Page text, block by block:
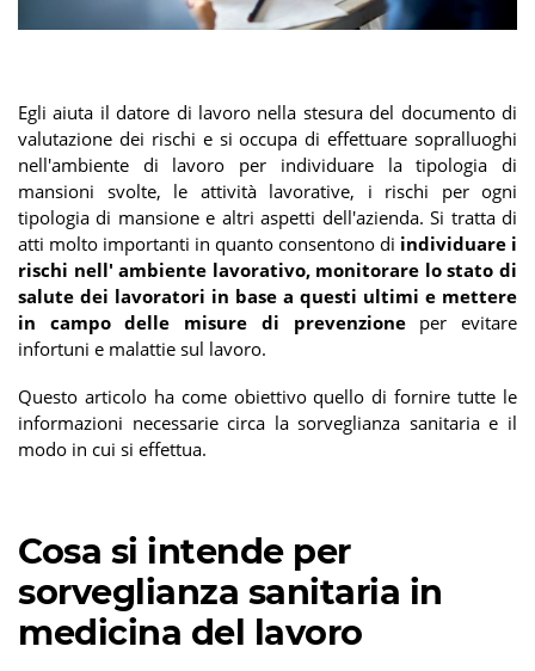
Egli aiuta il datore di lavoro nella stesura del documento di
valutazione dei rischi e si occupa di effettuare sopralluoghi
nell'ambiente di lavoro per individuare la tipologia di
mansioni svolte, le attività lavorative, i rischi per ogni
tipologia di mansione e altri aspetti dell'azienda. Si tratta di
atti molto importanti in quanto consentono di individuare i
rischi nell' ambiente lavorativo, monitorare lo stato di
salute dei lavoratori in base a questi ultimi e mettere
in campo delle misure di prevenzione per evitare
infortuni e malattie sul lavoro.
Questo articolo ha come obiettivo quello di fornire tutte le
informazioni necessarie circa la sorveglianza sanitaria e il
modo in cui si effettua.
Cosa si intende per
sorveglianza sanitaria in
medicina del lavoro